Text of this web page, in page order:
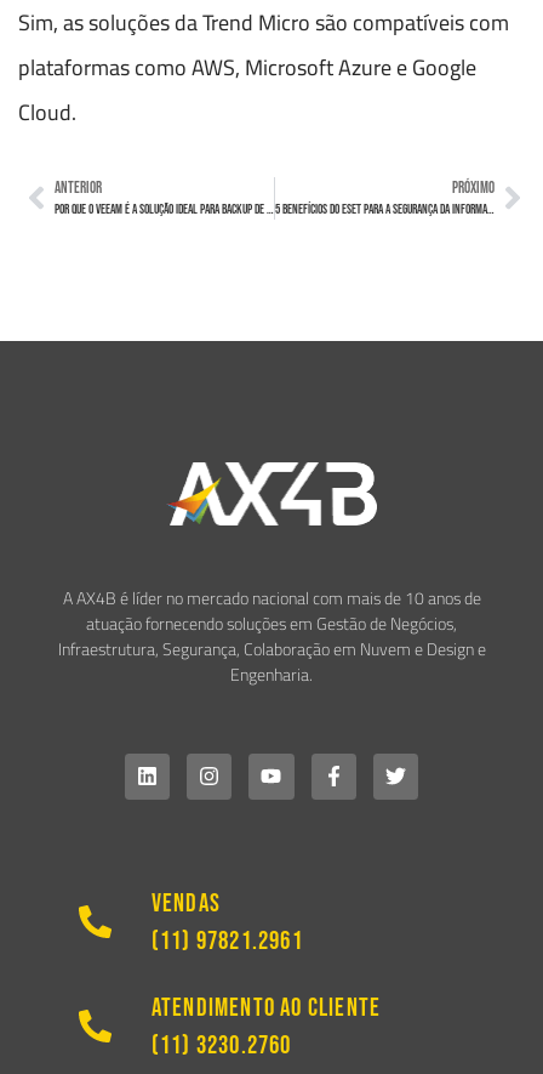
Sim, as soluções da Trend Micro são compatíveis com
plataformas como AWS, Microsoft Azure e Google
Cloud.
ANTERIOR PRÓXIMO
5 Benefícios do ESET para a segurança da informação empresarial
A AX4B é líder no mercado nacional com mais de 10 anos de
atuação fornecendo soluções em Gestão de Negócios,
Infraestrutura, Segurança, Colaboração em Nuvem e Design e
Engenharia.
Vendas
(11) 97821.2961
Atendimento ao Cliente
(11) 3230.2760